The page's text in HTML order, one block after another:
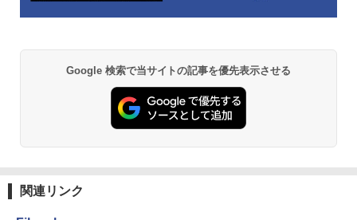
Google 検索で当サイトの記事を優先表示させる
関連リンク